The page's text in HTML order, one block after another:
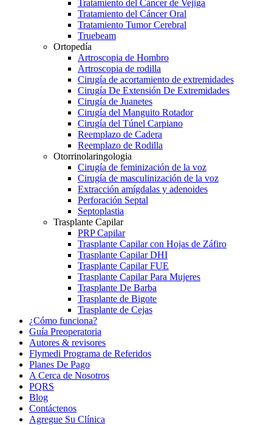
Tratamiento del Cáncer de Vejiga
Tratamiento del Cáncer Oral
Tratamiento Tumor Cerebral
Truebeam
Ortopedía
Artroscopia de Hombro
Artroscopia de rodilla
Cirugía de acortamiento de extremidades
Cirugía De Extensión De Extremidades
Cirugía de Juanetes
Cirugía del Manguito Rotador
Cirugía del Túnel Carpiano
Reemplazo de Cadera
Reemplazo de Rodilla
Otorrinolaringologia
Cirugía de feminización de la voz
Cirugía de masculinización de la voz
Extracción amígdalas y adenoides
Perforación Septal
Septoplastia
Trasplante Capilar
PRP Capilar
Trasplante Capilar con Hojas de Záfiro
Trasplante Capilar DHI
Trasplante Capilar FUE
Trasplante Capilar Para Mujeres
Trasplante De Barba
Trasplante de Bigote
Trasplante de Cejas
¿Cómo funciona?
Guía Preoperatoria
Autores & revisores
Flymedi Programa de Referidos
Planes De Pago
A Cerca de Nosotros
PQRS
Blog
Contáctenos
Agregue Su Clínica